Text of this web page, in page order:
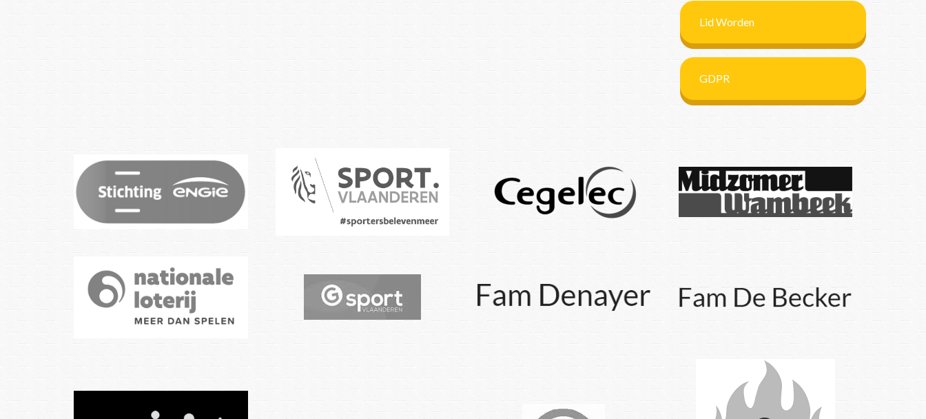
Lid Worden
GDPR